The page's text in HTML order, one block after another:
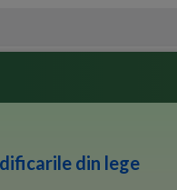
din lege